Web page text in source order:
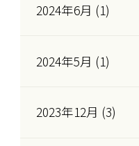
2024年6月 (1)
2024年5月 (1)
2023年12月 (3)